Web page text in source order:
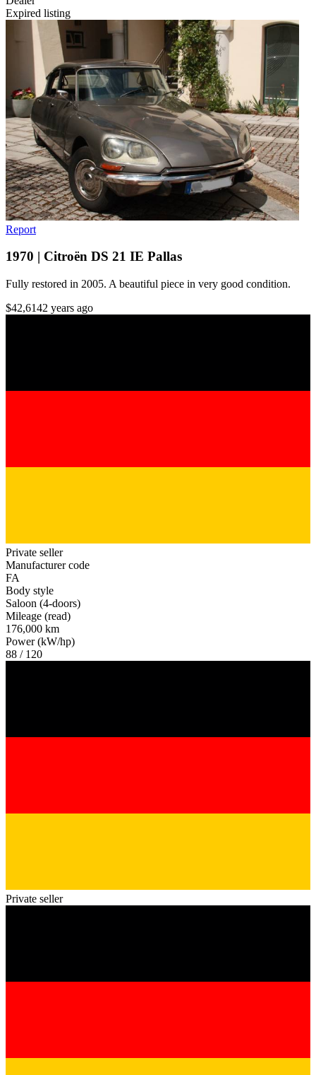
Expired listing
Report
1970 | Citroën DS 21 IE Pallas
Fully restored in 2005. A beautiful piece in very good condition.
$42,6142 years ago
Private seller
Manufacturer code
FA
Body style
Saloon (4-doors)
Mileage (read)
176,000 km
Power (kW/hp)
88 / 120
Private seller